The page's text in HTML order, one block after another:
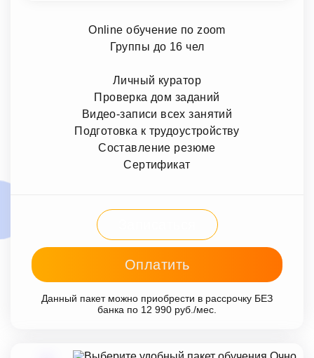
Online обучение по zoom
Группы до 16 чел
Личный куратор
Проверка дом заданий
Видео-записи всех занятий
Подготовка к трудоустройству
Составление резюме
Сертификат
Оплатить
Данный пакет можно приобрести в рассрочку БЕЗ
банка по 12 990 руб./мес.